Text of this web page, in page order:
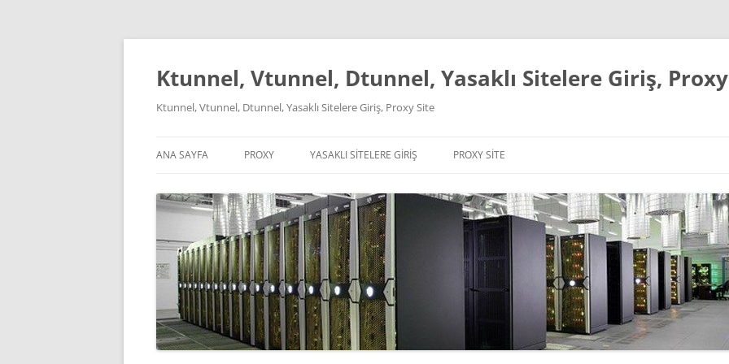
İçeriğe
Ktunnel, Vtunnel, Dtunnel, Yasaklı Sitelere Giriş,
Ktunnel, Vtunnel, Dtunnel, Yasaklı Sitelere Giriş, Proxy Site
ANA SAYFA PROXY YASAKLI SITELERE GIRIŞ PROXY SITE